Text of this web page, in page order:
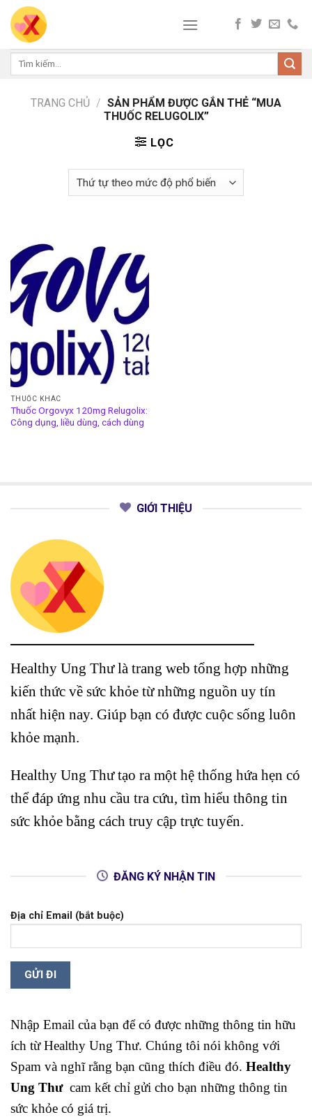
Skip
content
Tìm
TRANG CHỦ / SẢN PHẨM ĐƯỢC GẮN THẺ “MUA
THUỐC RELUGOLIX”
LỌC
THUỐC KHÁC
Thuốc Orgovyx 120mg Relugolix:
Công dụng, liều dùng, cách dùng
GIỚI THIỆU
Healthy Ung Thư là trang web tổng hợp những
kiến thức về sức khỏe từ những nguồn uy tín
nhất hiện nay. Giúp bạn có được cuộc sống luôn
khỏe mạnh.
Healthy Ung Thư tạo ra một hệ thống hứa hẹn có
thể đáp ứng nhu cầu tra cứu, tìm hiểu thông tin
sức khỏe bằng cách truy cập trực tuyến.
ĐĂNG KÝ NHẬN TIN
Địa chỉ Email (bắt buộc)
Nhập Email của bạn để có được những thông tin hữu
ích từ Healthy Ung Thư. Chúng tôi nói không với
Spam và nghĩ rằng bạn cũng thích điều đó. Healthy
Ung Thư cam kết chỉ gửi cho bạn những thông tin
sức khỏe có giá trị.